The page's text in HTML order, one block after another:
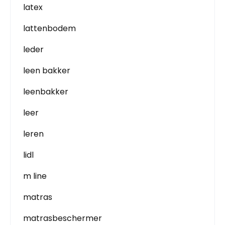
latex
lattenbodem
leder
leen bakker
leenbakker
leer
leren
lidl
m line
matras
matrasbeschermer